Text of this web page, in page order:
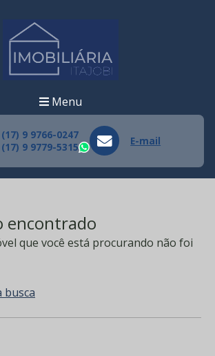
Menu
(17) 9 9766-0247
(17) 9 9779-5315
WhatsApp
E-mail
encontrado
que você está procurando não foi
busca